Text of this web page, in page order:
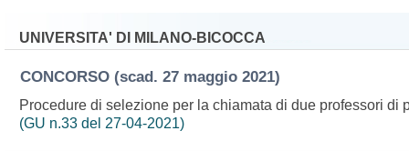
UNIVERSITA' DI MILANO-BICOCCA
CONCORSO (scad. 27 maggio 2021)
Procedure di selezione per la chiamata di due professori
(GU n.33 del 27-04-2021)